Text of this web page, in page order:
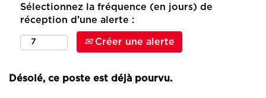
Sélectionnez la fréquence (en jours) de
réception d’une alerte :
Créer une alerte
Désolé, ce poste est déjà pourvu.